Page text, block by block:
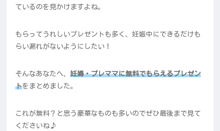
ているのを見かけますよね。
もらってうれしいプレゼントも多く、妊娠中にできるだけも
らい漏れがないようにしたい！
そんなあなたへ、妊婦・プレママに無料でもらえるプレゼン
トをまとめました。
これが無料？と思う豪華なものも多いのでぜひ最後まで見て
くださいね♪